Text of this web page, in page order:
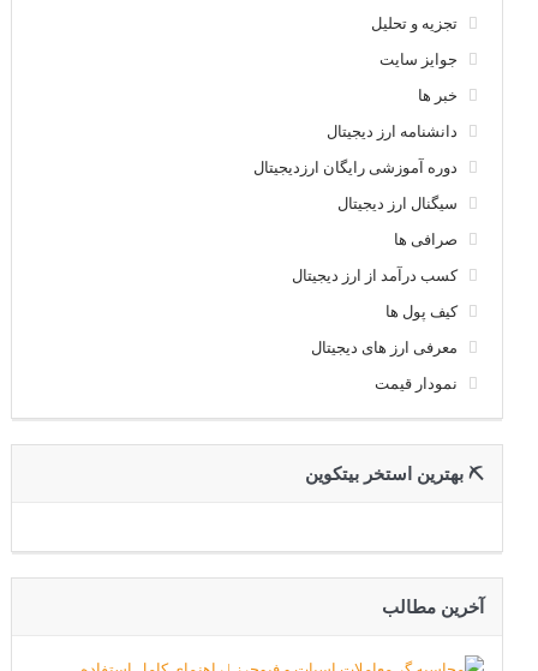
تجزیه و تحلیل
جوایز سایت
خبر ها
دانشنامه ارز دیجیتال
دوره آموزشی رایگان ارزدیجیتال
سیگنال ارز دیجیتال
صرافی ها
کسب درآمد از ارز دیجیتال
کیف پول ها
معرفی ارز های دیجیتال
نمودار قیمت
⛏ بهترین استخر بیتکوین
آخرین مطالب